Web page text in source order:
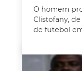
O homem
Clistofany,
de futebol